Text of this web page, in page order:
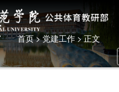
首页>党建工作> 正文